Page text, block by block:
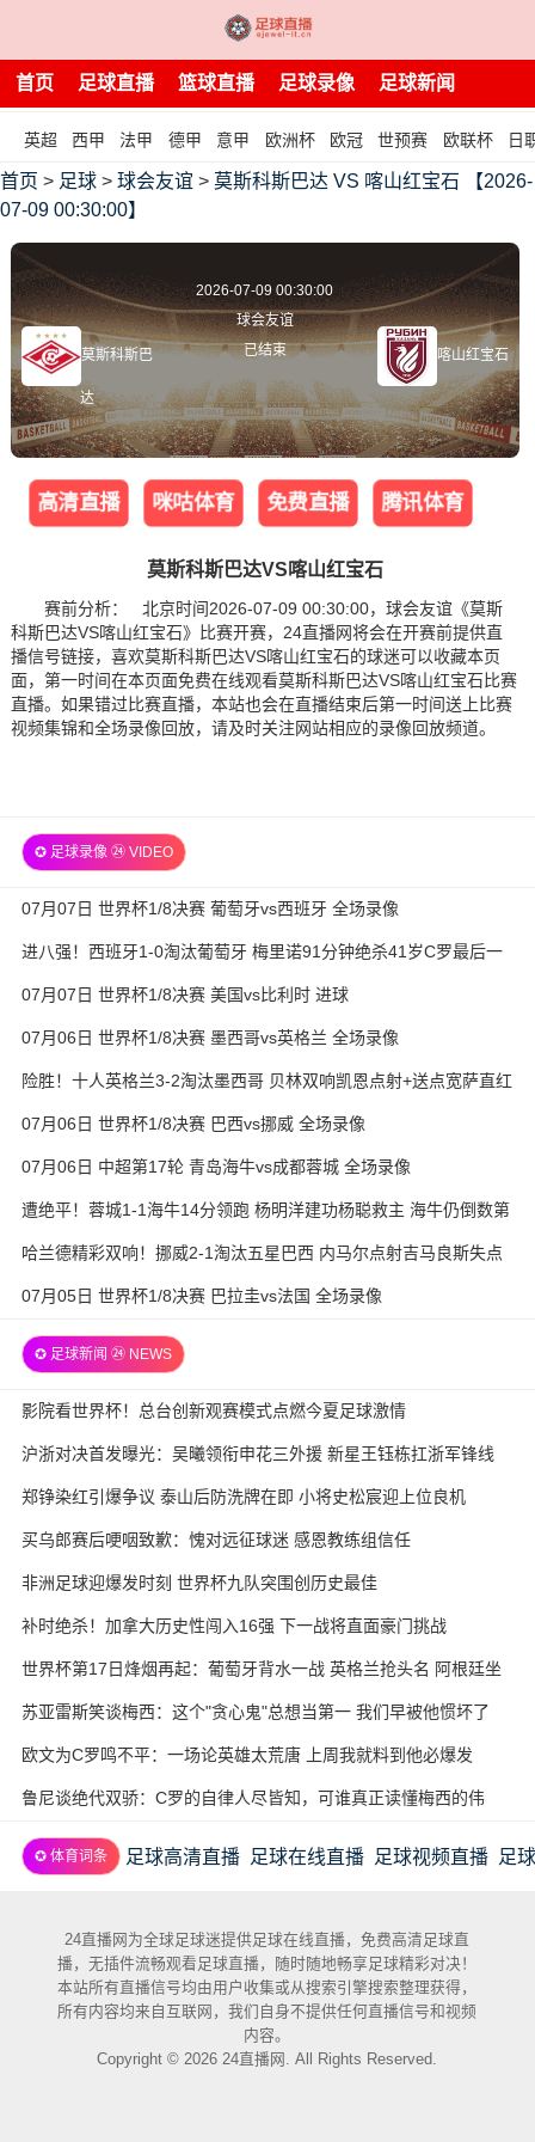
首页 足球直播 篮球直播 足球录像 足球新闻
英超 西甲 法甲 德甲 意甲 欧洲杯 欧冠 世预赛 欧联杯 日
首页 > 足球 > 球会友谊 > 莫斯科斯巴达 VS 喀山红宝石 【2026-
07-09 00:30:00】
莫斯科斯巴
达
2026-07-09 00:30:00
球会友谊
已结束
喀山红宝石
高清直播 咪咕体育 免费直播 腾讯体育
莫斯科斯巴达VS喀山红宝石
赛前分析： 北京时间2026-07-09 00:30:00，球会友谊《莫斯
科斯巴达VS喀山红宝石》比赛开赛，24直播网将会在开赛前提供直
播信号链接，喜欢莫斯科斯巴达VS喀山红宝石的球迷可以收藏本页
面，第一时间在本页面免费在线观看莫斯科斯巴达VS喀山红宝石比赛
直播。如果错过比赛直播，本站也会在直播结束后第一时间送上比赛
视频集锦和全场录像回放，请及时关注网站相应的录像回放频道。
✪ 足球录像 ㉔ VIDEO
07月07日 世界杯1/8决赛 葡萄牙vs西班牙 全场录像
进八强！西班牙1-0淘汰葡萄牙 梅里诺91分钟绝杀41岁C罗最后一
07月07日 世界杯1/8决赛 美国vs比利时 进球
07月06日 世界杯1/8决赛 墨西哥vs英格兰 全场录像
险胜！十人英格兰3-2淘汰墨西哥 贝林双响凯恩点射+送点宽萨直红
07月06日 世界杯1/8决赛 巴西vs挪威 全场录像
07月06日 中超第17轮 青岛海牛vs成都蓉城 全场录像
遭绝平！蓉城1-1海牛14分领跑 杨明洋建功杨聪救主 海牛仍倒数第
哈兰德精彩双响！挪威2-1淘汰五星巴西 内马尔点射吉马良斯失点
07月05日 世界杯1/8决赛 巴拉圭vs法国 全场录像
✪ 足球新闻 ㉔ NEWS
影院看世界杯！总台创新观赛模式点燃今夏足球激情
沪浙对决首发曝光：吴曦领衔申花三外援 新星王钰栋扛浙军锋线
郑铮染红引爆争议 泰山后防洗牌在即 小将史松宸迎上位良机
买乌郎赛后哽咽致歉：愧对远征球迷 感恩教练组信任
非洲足球迎爆发时刻 世界杯九队突围创历史最佳
补时绝杀！加拿大历史性闯入16强 下一战将直面豪门挑战
世界杯第17日烽烟再起：葡萄牙背水一战 英格兰抢头名 阿根廷坐
收渔利
苏亚雷斯笑谈梅西：这个"贪心鬼"总想当第一 我们早被他惯坏了
欧文为C罗鸣不平：一场论英雄太荒唐 上周我就料到他必爆发
鲁尼谈绝代双骄：C罗的自律人尽皆知，可谁真正读懂梅西的伟
✪ 体育词条 足球高清直播 足球在线直播 足球视频直播 足
24直播网为全球足球迷提供足球在线直播，免费高清足球直
播，无插件流畅观看足球直播，随时随地畅享足球精彩对决！
本站所有直播信号均由用户收集或从搜索引擎搜索整理获得，
所有内容均来自互联网，我们自身不提供任何直播信号和视频
内容。
Copyright © 2026 24直播网. All Rights Reserved.